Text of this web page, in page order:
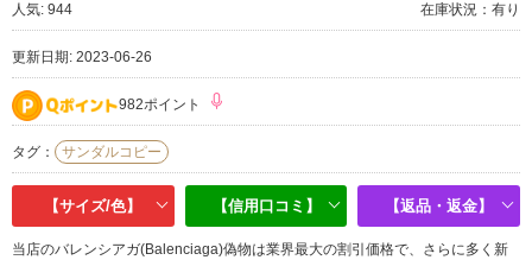
人気: 944 在庫状況：有り
更新日期: 2023-06-26
982ポイント
タグ： サンダルコピー
【サイズ/色】 【信用口コミ】 【返品・返金】
当店のバレンシアガ(Balenciaga)偽物は業界最大の割引価格で、さらに多く新